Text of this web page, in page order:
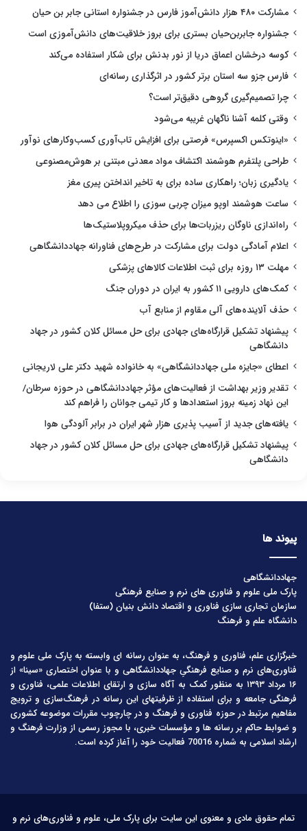
مشارکت ۴۸۰ هزار دانش‌آموز فارس در جشنواره استانی جابر بن حیان
جشنواره جابربن‌حیان بستری برای بروز خلاقیت‌های دانش‌آموزی است
کوسه درخشان اعماق دریا از نور بدنش برای شکار استفاده می‌کند
فارس جزو سه استان برتر کشور در اثرگذاری رسانه‌ای
چرا تصمیم‌گیری گروهی دقیق‌تر است؟
وقتی کلمه آشنا ناگهان غریبه می‌شود
«اینوتکس اکسپرس» فرصتی برای افزایش تاب‌آوری کسب‌وکارهای نوآور
طراحی پلتفرم هوشمند اکتشاف مواد معدنی مبتنی بر هوش‌مصنوعی
یادگیری زبان؛ راهکاری ساده برای به تاخیر انداختن پیری مغز
ساعت هوشمند اوپو میزان چربی سوزی را اطلاع می دهد
راه‌اندازی ناوگان ریزربات‌ها برای حذف میکروپلاستیک‌ها
اعلام آمادگی دولت برای مشارکت در طرح‌های فناورانه جهاددانشگاهی
مهلت ۱۳ روزه برای ثبت اطلاعات کالاهای پزشکی
کمک‌های دارویی ۱۱ کشور به ایران در دوران جنگ
حذف آلاینده‌های آلی مقاوم از منابع آب
پیشنهاد تشکیل قرارگاه‌های جهادی برای حل مسائل کلان کشور در جهاد
دانشگاهی
اعطای «جایزه ملی جهاددانشگاهی» به خانواده شهید دکتر علی لاریجانی
تقدیر وزیر بهداشت از فعالیت‌های مؤثر جهاددانشگاهی در حوزه سرطان/
این نهاد زمینه بروز استعدادها و کار تیمی جوانان را فراهم کند
یافته‌های جدید از آسیب پذیری هزار شهر ایران در برابر آلودگی هوا
پیشنهاد تشکیل قرارگاه‌های جهادی برای حل مسائل کلان کشور در جهاد
دانشگاهی
پیوند ها
جهاددانشگاهی
پارک ملی علوم و فناوری های نرم و صنایع فرهنگی
سازمان تجاری سازی فناوری و اقتصاد دانش بنیان (ستفا)
دانشگاه علم و فرهنگ
خبرگزاری علم، فناوری و فرهنگ، به عنوان رسانه ای وابسته به پارک ملی علوم و
فناوری‌های نرم و صنایع فرهنگیِ جهاددانشگاهی و با عنوان اختصاری «سینا» از
۱۶ مرداد ۱۳۹۳ به منظور کمک به آگاه سازی و ارتقای اطلاعات علمی، فناوری و
فرهنگی جامعه و برای استفاده از ظرفیتهای این رسانه در فرهنگ‌سازی و ترویج
مفاهیم مرتبط در حوزه فناوری و فرهنگ و در چارچوب مقررات موضوعه کشوری
و ضوابط حاکم بر رسانه ها و مؤسسات خبری، با مجوز رسمی از وزارت فرهنگ و
ارشاد اسلامی به شماره 70016 فعالیت خود را آغاز کرده است.
تمام حقوق مادی و معنوی این سایت برای پارک ملی، علوم و فناوری‌های نرم و